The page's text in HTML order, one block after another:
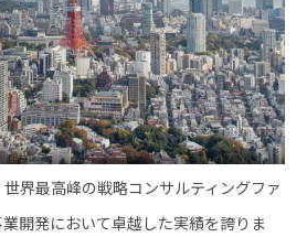
界最高峰の戦略コンサルティングファ
開発において卓越した実績を誇りま